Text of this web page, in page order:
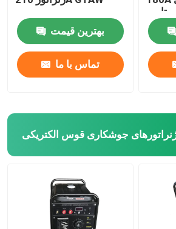
بهترین قیمت
تماس با ما
جوشکاری قوس الکتریکی